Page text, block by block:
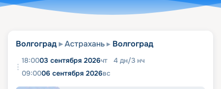
Волгоград Астрахань Волгоград
18:0003 сентября 2026чт 4 дн/3 нч
09:0006 сентября 2026вс